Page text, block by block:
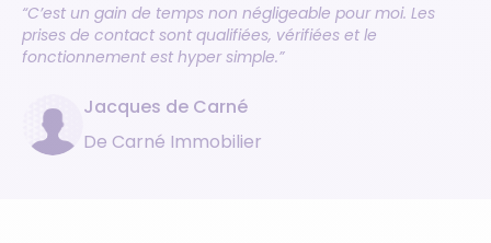
“C’est un gain de temps non négligeable pour moi. Les
prises de contact sont qualifiées, vérifiées et le
fonctionnement est hyper simple.”
Jacques de Carné
De Carné Immobilier